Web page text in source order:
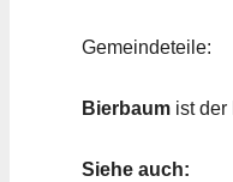
Gemeindeteile:
Bierbaum ist der
Siehe auch: